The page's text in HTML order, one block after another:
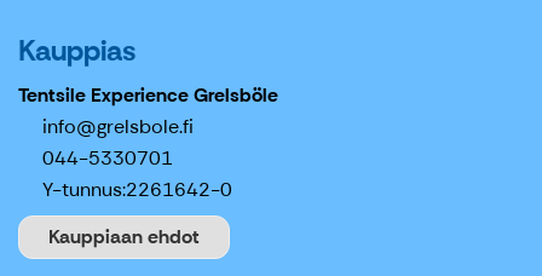
Kauppias
Tentsile Experience Grelsböle
info@grelsbole.fi
044-5330701
Y-tunnus:2261642-0
Kauppiaan ehdot